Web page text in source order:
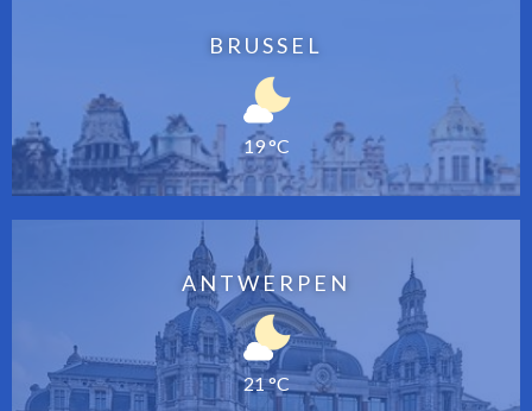
BRUSSEL
19 °C
ANTWERPEN
21 °C